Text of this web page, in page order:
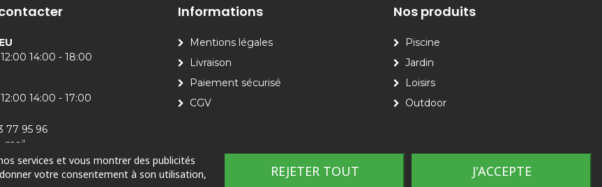
14:00 - 18:00
14:00 - 17:00
77 95 96
mail
Informations
Mentions légales
Livraison
Paiement sécurisé
CGV
Nos produits
Piscine
Jardin
Loisirs
Outdoor
services et vous montrer des publicités
votre consentement à son utilisation,
REJETER TOUT J'ACCEPTE